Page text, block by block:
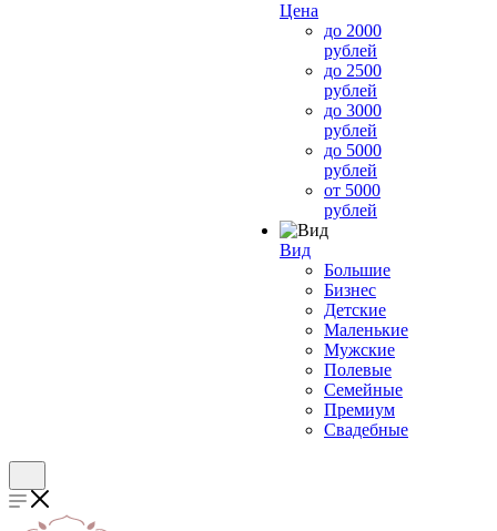
Цена
до 2000
рублей
до 2500
рублей
до 3000
рублей
до 5000
рублей
от 5000
рублей
Вид
Большие
Бизнес
Детские
Маленькие
Мужские
Полевые
Семейные
Премиум
Свадебные